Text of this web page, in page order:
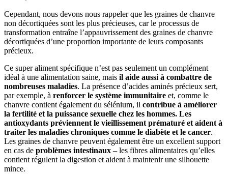
Cependant, nous devons nous rappeler que les graines de chanvre
non décortiquées sont les plus précieuses, car le processus de
transformation entraîne l’appauvrissement des graines de chanvre
décortiquées d’une proportion importante de leurs composants
précieux.
Ce super aliment spécifique n’est pas seulement un complément
idéal à une alimentation saine, mais il aide aussi à combattre de
nombreuses maladies. La présence d’acides aminés précieux sert,
par exemple, à renforcer le système immunitaire et, comme le
chanvre contient également du sélénium, il contribue à améliorer
la fertilité et la puissance sexuelle chez les hommes. Les
antioxydants préviennent le vieillissement prématuré et aident à
traiter les maladies chroniques comme le diabète et le cancer.
Les graines de chanvre peuvent également être un excellent support
en cas de problèmes intestinaux – les fibres alimentaires qu’elles
contient régulent la digestion et aident à maintenir une silhouette
mince.